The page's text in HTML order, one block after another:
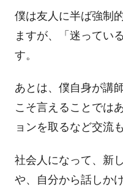
僕は友人に半ば強制
ますが、「迷ってい
す。
あとは、僕自身が講
こそ言えることでは
ョンを取るなど交流
社会人になって、新
や、自分から話しか